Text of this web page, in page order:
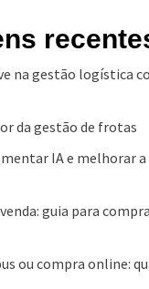
na gestão logística
da gestão de frotas
IA e melhorar a
guia para
ou compra online: